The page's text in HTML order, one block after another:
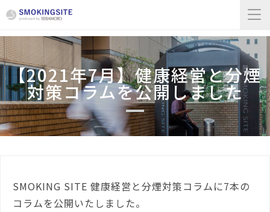
【2021年7月】健康経営と分煙
対策コラムを公開しました
SMOKING SITE 健康経営と分煙対策コラムに7本の
コラムを公開いたしました。